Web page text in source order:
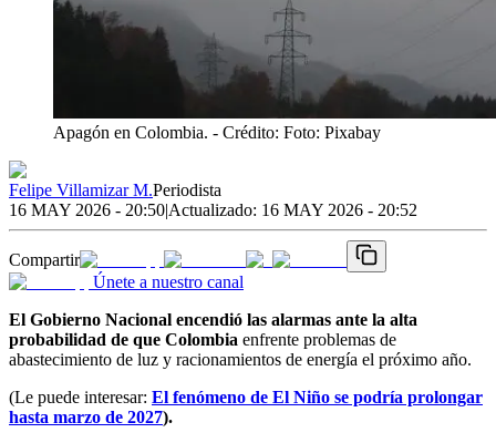
Apagón en Colombia. - Crédito: Foto: Pixabay
Felipe Villamizar M.Periodista
16 MAY 2026 - 20:50|Actualizado: 16 MAY 2026 - 20:52
Compartir
Únete a nuestro canal
El Gobierno Nacional encendió las alarmas ante la alta
probabilidad de que Colombia enfrente problemas de
abastecimiento de luz y racionamientos de energía el próximo año.
(Le puede interesar: El fenómeno de El Niño se podría prolongar
hasta marzo de 2027).